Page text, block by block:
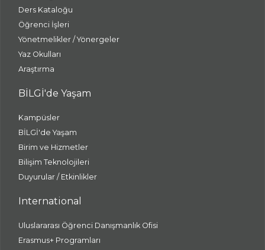
Ders Kataloğu
Öğrenci İşleri
Yönetmelikler / Yönergeler
Yaz Okulları
Araştırma
BİLGİ'de Yaşam
Kampüsler
BİLGİ'de Yaşam
Birim ve Hizmetler
Bilişim Teknolojileri
Duyurular / Etkinlikler
International
Uluslararası Öğrenci Danışmanlık Ofisi
Erasmus+ Programları